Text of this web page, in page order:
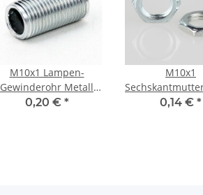
M10x1 Lampen-
Gewinderohr Metall
verzinkt – 20 mm
0,20 € *
M10x1
mm, Metall
0,14 € *